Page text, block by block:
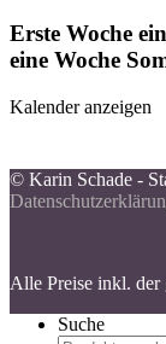
Erste Woche
eine Woche
Kalender anzeigen
© Karin Schade -
Alle Preise inkl. der
Suche